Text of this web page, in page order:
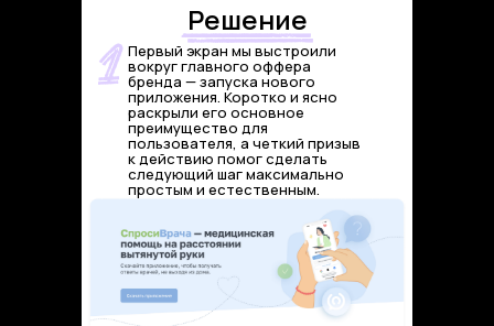
Решение
Первый экран мы выстроили
вокруг главного оффера
бренда — запуска нового
приложения. Коротко и ясно
раскрыли его основное
преимущество для
пользователя, а четкий призыв
к действию помог сделать
следующий шаг максимально
простым и естественным.